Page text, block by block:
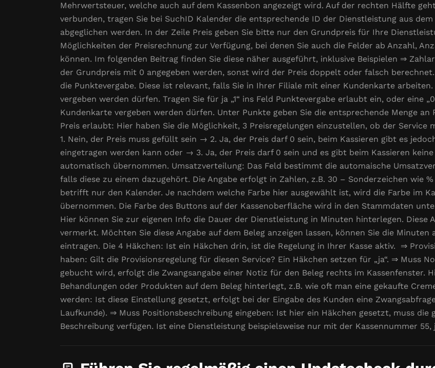
Mehrwertsteuer, welche auch auf dem Kassenbon angezeigt wird. Auf der rechten Hälfte
verbunden, tragen Sie bei SuchID Kalender die entsprechende ID der Dienstleistung aus
abgeglichen werden. In der Zeile Preis geben Sie bitte nur den Grundpreis für Ihre
Möglichkeiten der Preisrechnung zur Verfügung, bei denen Sie auch die Felder ab Anzahl,
können. Im folgenden Beitrag finden Sie diese näher ausgeführt, inklusive Beispielen ⇒
der Grundpreis mit 0 angegeben werden, sonst wird der Preis doppelt oder falsch
die Punktevergabe. Diese ist relevant, falls Sie in Ihrer Filiale mit einer Kundenkarte
vergeben werden dürfen. Tragen Sie für ja „1“ ins Feld Punktevergabe erlaubt ein, oder eine
Kundenkarte vergeben werden dürfen. Unter Punkte geben Sie die entsprechende Menge
Preis erlaubt: Hier haben Sie die Möglichkeit, 3 Preisregelungen einzustellen, ob der
1. Nein, der Preis muss gefüllt sein → 2. Ja, der Preis darf 0 sein, beim Kassieren gibt es
eingetragen werden kann oder → 3. Ja, der Preis darf 0 sein und es gibt beim Kassieren
automatisch übernommen. Umsatzverteilung: Das Feld bestimmt die automaische
falls diese zu einem dazugehört. Die Angabe erfolgt in Zahlen, z.B. 30 – Sonderzeichen wie
betrifft nur den Kalender. Je nachdem welche Farbe hier ausgewählt ist, wird die Farbe im
übernommen. Die Farbe des Buttons auf der Kassenoberfläche wird in den Stammdaten
Hier können Sie zur eigenen Info die Dauer der Dienstleistung in Minuten hinterlegen. Diese
vermerkt. Möchten Sie diese Angabe auf dem Beleg anzeigen lassen, können Sie die
eintragen. Die 4 Häkchen: Ist ein Häkchen drin, ist die Regelung in Ihrer Kasse aktiv. ⇒
haben: Gilt die Provisionsregelung für diesen Service? Ein Häkchen setzen für „ja“. ⇒ Muss
gebucht wird, erfolgt die Zwangsangabe einer Notiz für den Beleg rechts im Kassenfenster.
Behandlungen oder Produkten auf dem Beleg hinterlegt, z.B. wie oft man eine gekaufte
werden: Ist diese Einstellung gesetzt, erfolgt bei der Eingabe des Kunden eine
Laufkunde). ⇒ Muss Positionsbeschreibung eingeben: Ist hier ein Häkchen gesetzt, muss
Beschreibung verfügen. Ist eine Dienstleistung beispielsweise nur mit der Kassennummer